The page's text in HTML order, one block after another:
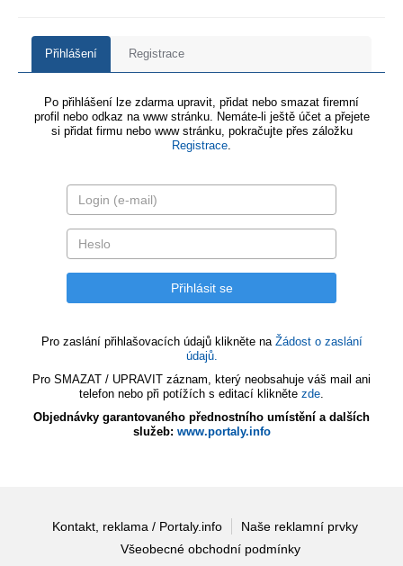
Přihlášení Registrace
Po přihlášení lze zdarma upravit, přidat nebo smazat firemní
profil nebo odkaz na www stránku. Nemáte-li ještě účet a přejete
si přidat firmu nebo www stránku, pokračujte přes záložku
Registrace.
Pro zaslání přihlašovacích údajů klikněte na Žádost o zaslání
údajů.
Pro SMAZAT / UPRAVIT záznam, který neobsahuje váš mail ani
telefon nebo při potížích s editací klikněte zde.
Objednávky garantovaného přednostního umístění a dalších
služeb: www.portaly.info
Kontakt, reklama / Portaly.info
Naše reklamní prvky
Všeobecné obchodní podmínky